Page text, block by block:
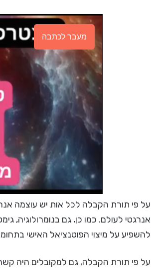
מעבר לכתבה
על פי תורת הקבלה לכל אות יש עוצמה
אנרגטי לעולם. כמו כן, גם בנומרולוגיה,
להשפיע על מיצוי הפוטנציאל האישי
על פי תורת הקבלה, גם למקובלים היה